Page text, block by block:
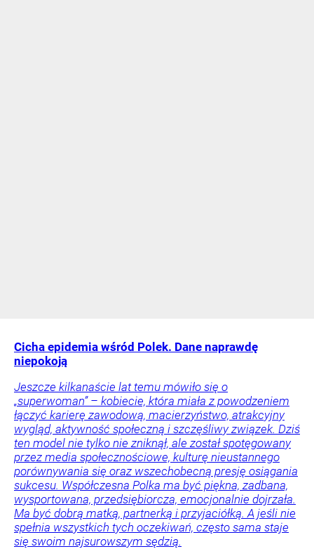
Cicha epidemia wśród Polek. Dane naprawdę
niepokoją
Jeszcze kilkanaście lat temu mówiło się o
„superwoman” – kobiecie, która miała z powodzeniem
łączyć karierę zawodową, macierzyństwo, atrakcyjny
wygląd, aktywność społeczną i szczęśliwy związek. Dziś
ten model nie tylko nie zniknął, ale został spotęgowany
przez media społecznościowe, kulturę nieustannego
porównywania się oraz wszechobecną presję osiągania
sukcesu. Współczesna Polka ma być piękna, zadbana,
wysportowana, przedsiębiorcza, emocjonalnie dojrzała.
Ma być dobrą matką, partnerką i przyjaciółką. A jeśli nie
spełnia wszystkich tych oczekiwań, często sama staje
się swoim najsurowszym sędzią.